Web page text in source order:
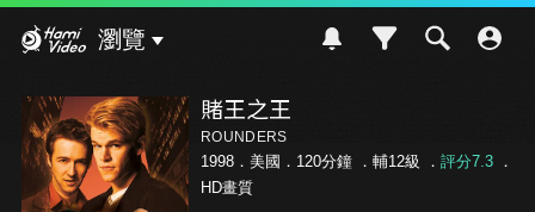
瀏覽
賭王之王
ROUNDERS
1998．美國．120分鐘 ． 輔12級 ． 評分7.3．
HD畫質